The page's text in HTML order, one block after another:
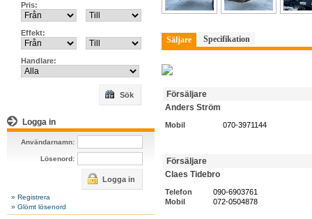
Pris:
Effekt:
Handlare:
Sök
Logga in
Användarnamn:
Lösenord:
Logga in
» Registrera
» Glömt lösenord
Säljare Specifikation
Försäljare
Anders Ström
Mobil 070-3971144
Försäljare
Claes Tidebro
Telefon
090-6903761
Mobil
072-0504878